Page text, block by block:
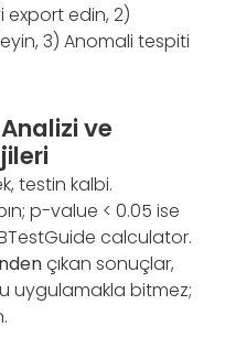
export edin, 2)
3) Anomali tespiti
ve
testin kalbi.
p-value < 0.05 ise
calculator.
çıkan sonuçlar,
uygulamakla bitmez;